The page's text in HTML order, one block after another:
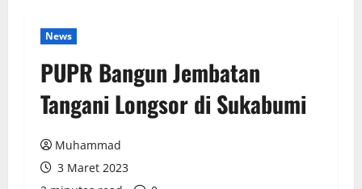
News
PUPR Bangun Jembatan
Tangani Longsor di Sukabumi
Muhammad
3 Maret 2023